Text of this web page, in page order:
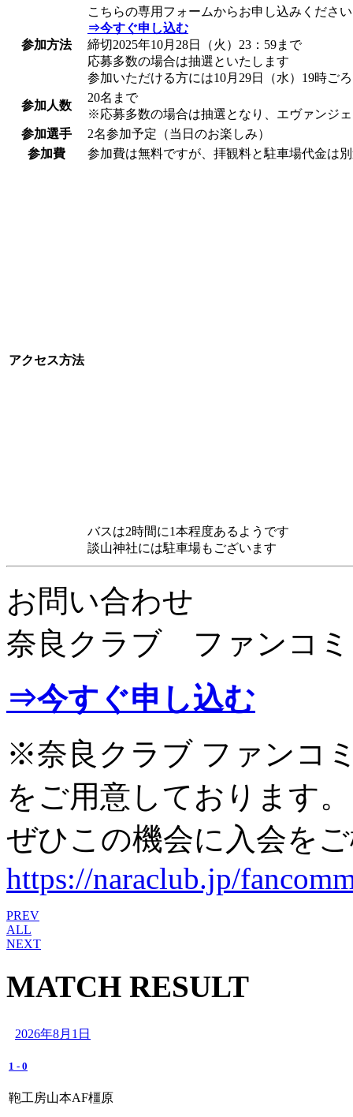
参加方法
こちらの専用フォームからお申し込みください
⇒今すぐ申し込む
締切2025年10月28日（火）23：59まで
応募多数の場合は抽選といたします
参加いただける方には10月29日（水）19時ご
参加人数
20名まで
※応募多数の場合は抽選となり、エヴァンジ
参加選手
2名参加予定（当日のお楽しみ）
参加費
参加費は無料ですが、拝観料と駐車場代金は
アクセス方法
バスは2時間に1本程度あるようです
談山神社には駐車場もございます
お問い合わせ
奈良クラブ ファンコミ
⇒今すぐ申し込む
※奈良クラブ ファンコ
をご用意しております。
ぜひこの機会に入会を
https://naraclub.jp/
PREV
ALL
NEXT
MATCH RESULT
2026年8月1日
1 - 0
鞄工房山本AF橿原